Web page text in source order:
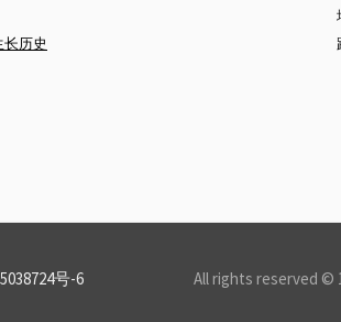
历史
号-6 All rights reserved ©